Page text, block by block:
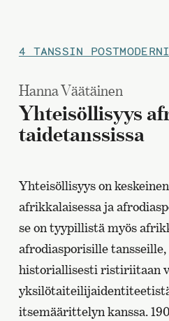
4 TANSSIN
Hanna Väätäinen
Yhteisöllisyys
taidetanssissa
Yhteisöllisyys on
afrikkalaisessa ja
se on tyypillistä myös
afrodiasporisille
historiallisesti ristiriitaan
itsemäärittelyn kanssa.